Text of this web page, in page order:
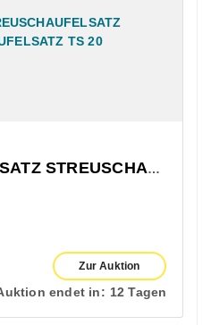
STREUSCHAUFELSATZ STREUSCHAUFELSATZ TS 20
Zur Auktion
endet in: 12 Tagen